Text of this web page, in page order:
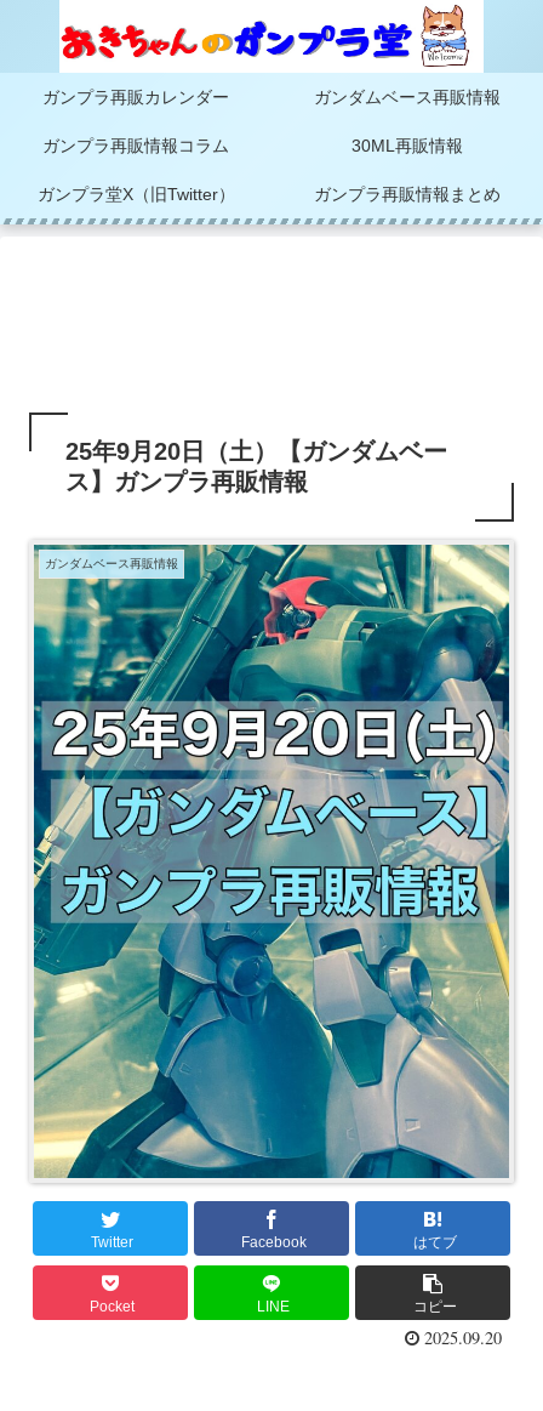
ガンプラ再販カレンダー ガンダムベース再販情報
ガンプラ再販情報コラム 30ML再販情報
ガンプラ堂X（旧Twitter） ガンプラ再販情報まとめ
25年9月20日（土）【ガンダムベー
ス】ガンプラ再販情報
ガンダムベース再販情報
Twitter Facebook はてブ
Pocket LINE コピー
2025.09.20